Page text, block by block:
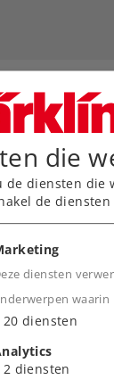
die
de diensten die
de
diensten
waarin
20 diensten
2 diensten